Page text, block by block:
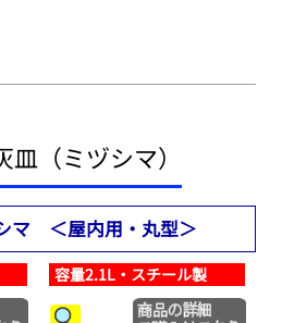
皿（ミヅシマ）
マ ＜屋内用・丸型＞
容量2.1L・スチール製